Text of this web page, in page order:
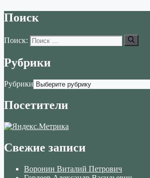
Поиск
Поиск:
Рубрики
Рубрики
Посетители
Свежие записи
Воронин Виталий Петрович